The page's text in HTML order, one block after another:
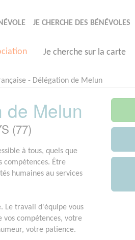
JE CHERCHE DES BÉNÉVOLES
Je cherche sur la carte
- Délégation de Melun
de Melun
(77)
à tous, quels que
compétences. Être
humaines au services
Le travail d'équipe vous
vos compétences, votre
votre patience.